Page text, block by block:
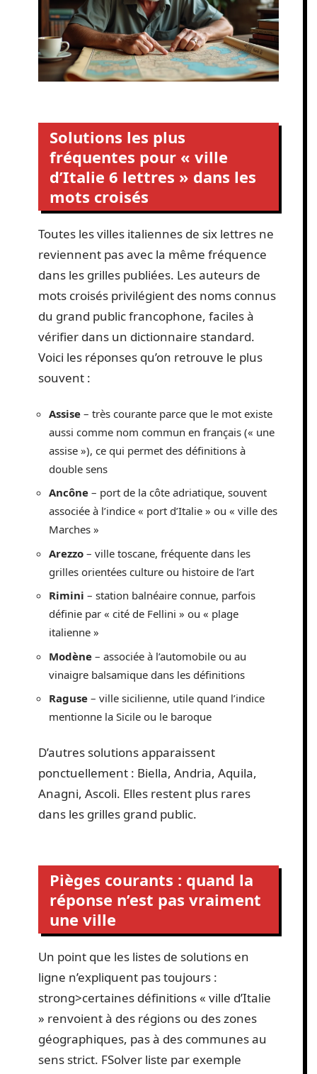
Solutions les plus
fréquentes pour « ville
d’Italie 6 lettres » dans les
mots croisés
Toutes les villes italiennes de six lettres ne
reviennent pas avec la même fréquence
dans les grilles publiées. Les auteurs de
mots croisés privilégient des noms connus
du grand public francophone, faciles à
vérifier dans un dictionnaire standard.
Voici les réponses qu’on retrouve le plus
souvent :
Assise – très courante parce que le mot existe
aussi comme nom commun en français (« une
assise »), ce qui permet des définitions à
double sens
Ancône – port de la côte adriatique, souvent
associée à l’indice « port d’Italie » ou « ville des
Marches »
Arezzo – ville toscane, fréquente dans les
grilles orientées culture ou histoire de l’art
Rimini – station balnéaire connue, parfois
définie par « cité de Fellini » ou « plage
italienne »
Modène – associée à l’automobile ou au
vinaigre balsamique dans les définitions
Raguse – ville sicilienne, utile quand l’indice
mentionne la Sicile ou le baroque
D’autres solutions apparaissent
ponctuellement : Biella, Andria, Aquila,
Anagni, Ascoli. Elles restent plus rares
dans les grilles grand public.
Pièges courants : quand la
réponse n’est pas vraiment
une ville
Un point que les listes de solutions en
ligne n’expliquent pas toujours :
strong>certaines définitions « ville d’Italie
» renvoient à des régions ou des zones
géographiques, pas à des communes au
sens strict. FSolver liste par exemple